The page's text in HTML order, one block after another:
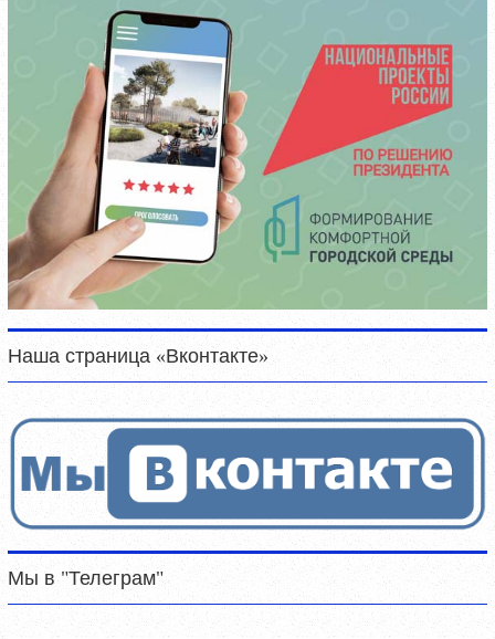
Наша страница «Вконтакте»
Мы в "Телеграм"